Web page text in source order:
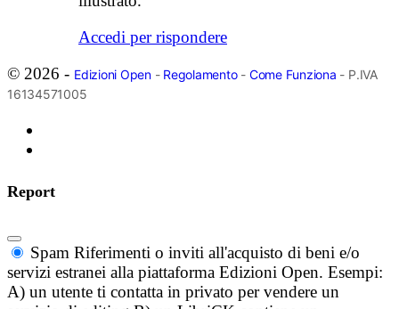
Accedi per rispondere
© 2026 - Edizioni Open- Regolamento- Come Funziona - P.IVA
16134571005
Report
Spam Riferimenti o inviti all'acquisto di beni e/o
servizi estranei alla piattaforma Edizioni Open. Esempi:
A) un utente ti contatta in privato per vendere un